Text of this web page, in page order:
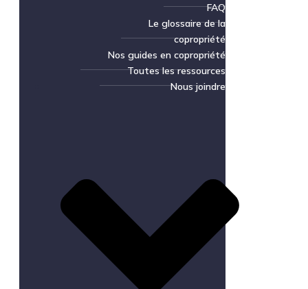
FAQ
Le glossaire de la
copropriété
Nos guides en copropriété
Toutes les ressources
Nous joindre